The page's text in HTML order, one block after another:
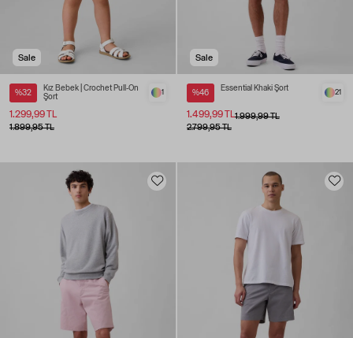
Sale
%32
Kız Bebek | Crochet Pull-On
Şort
1.299,99 TL
1
1.899,95 TL
Sale
%46
Essential Khaki Şort
1.999,99 TL
1.499,99 TL
21
2.799,95 TL